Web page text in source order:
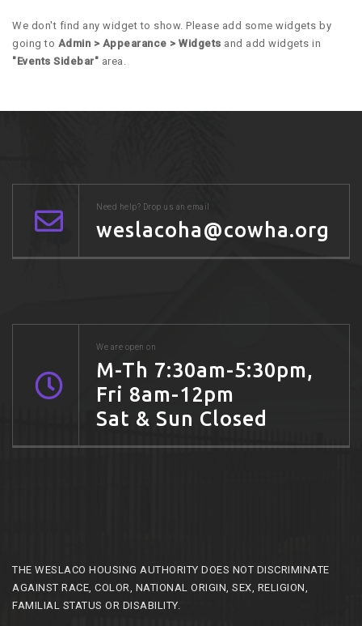
We don't find any widget to show. Please add some widgets by
going to Admin > Appearance > Widgets and add widgets in
"Events Sidebar" area.
Need help? Drop us an email
weslacoha@cowha.org
We are open on
M-Th 7:30am-5:30pm,
Fri 8am-12pm
Sat & Sun Closed
THE WESLACO HOUSING AUTHORITY DOES NOT DISCRIMINATE
AGAINST RACE, COLOR, NATIONAL ORIGIN, SEX, RELIGION,
FAMILIAL STATUS OR DISABILITY.